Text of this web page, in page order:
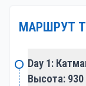
древние леса.
сверкающих
деревни и
МАРШРУТ
Day 1:
Высота: